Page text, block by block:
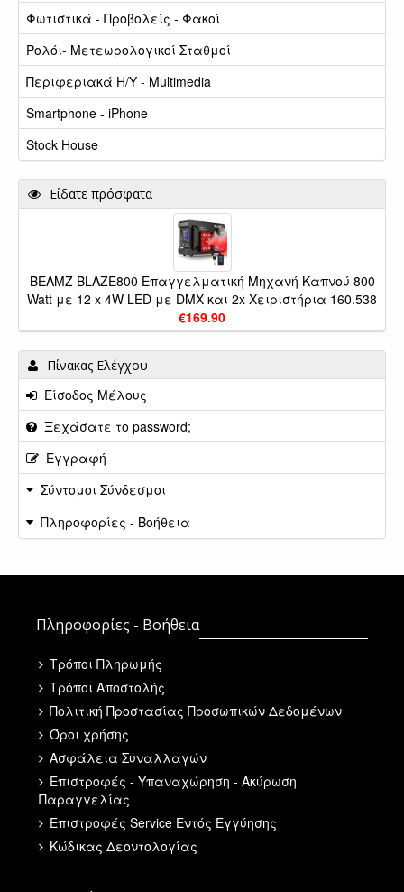
Φωτιστικά - Προβολείς - Φακοί
Ρολόι- Μετεωρολογικοί Σταθμοί
Περιφεριακά Η/Υ - Multimedia
Smartphone - iPhone
Stock House
Είδατε πρόσφατα
BEAMZ BLAZE800 Επαγγελματική Μηχανή Καπνού 800
Watt με 12 x 4W LED με DMX και 2x Χειριστήρια 160.538
€169.90
Πίνακας Ελέγχου
Είσοδος Μέλους
Ξεχάσατε το password;
Εγγραφή
Σύντομοι Σύνδεσμοι
Πληροφορίες - Βοήθεια
Πληροφορίες - Βοήθεια
Τρόποι Πληρωμής
Τρόποι Αποστολής
Πολιτική Προστασίας Προσωπικών Δεδομένων
Όροι χρήσης
Ασφάλεια Συναλλαγών
Επιστροφές - Υπαναχώρηση - Ακύρωση
Παραγγελίας
Επιστροφές Service Εντός Εγγύησης
Κώδικας Δεοντολογίας